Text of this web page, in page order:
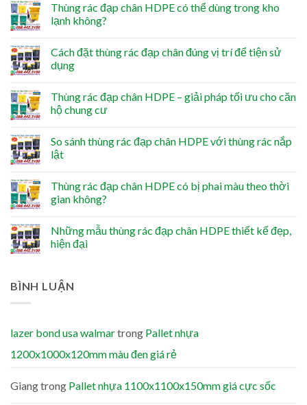
Thùng rác đạp chân HDPE có thể dùng trong kho
lạnh không?
Cách đặt thùng rác đạp chân đúng vị trí để tiện sử
dụng
Thùng rác đạp chân HDPE – giải pháp tối ưu cho căn
hộ chung cư
So sánh thùng rác đạp chân HDPE với thùng rác nắp
lật
Thùng rác đạp chân HDPE có bị phai màu theo thời
gian không?
Những mẫu thùng rác đạp chân HDPE thiết kế đẹp,
hiện đại
BÌNH LUẬN
lazer bond usa walmartrong Pallet nhựa
1200x1000x120mm màu đen giá rẻ
Giangtrong Pallet nhựa 1100x1100x150mm giá cực sốc